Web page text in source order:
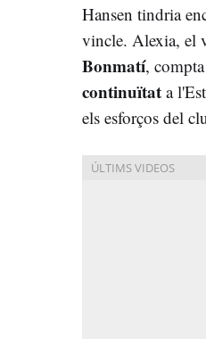
Hansen tindria
vincle. Alexia, el
Bonmatí,
continuïtat a
els esforços del